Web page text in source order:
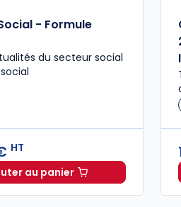
€ TTC
- Formule
du secteur social
HT
au panier
Le Media Social - Formule